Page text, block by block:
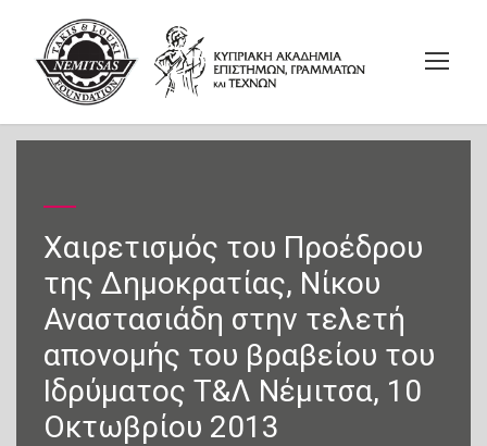
Χαιρετισμός του Προέδρου
της Δημοκρατίας, Νίκου
Αναστασιάδη στην τελετή
απονομής του βραβείου του
Ιδρύματος Τ&Λ Νέμιτσα, 10
Οκτωβρίου 2013